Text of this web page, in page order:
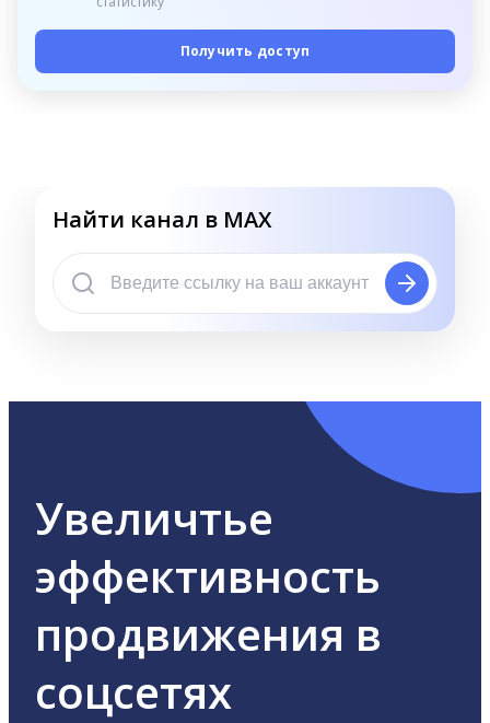
Получить доступ
Найти канал в MAX
Увеличтье
эффективность
продвижения в
соцсетях